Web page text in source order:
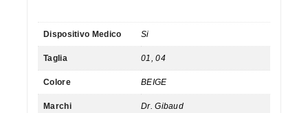
Dispositivo Medico Si
Taglia 01, 04
Colore BEIGE
Marchi Dr. Gibaud